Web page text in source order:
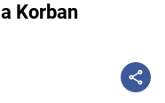
Korban